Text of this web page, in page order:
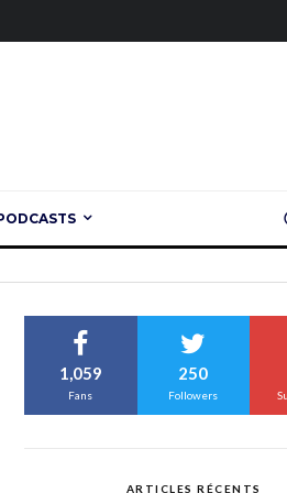
1,059
Fans
250
Followers
ARTICLES RÉCENTS